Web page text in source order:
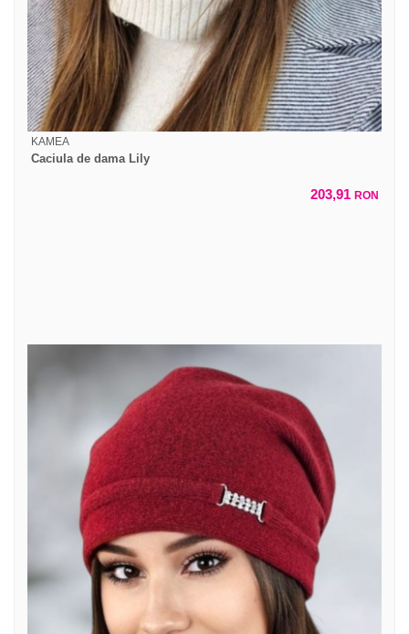
KAMEA
Caciula de dama Lily
203,91 RON